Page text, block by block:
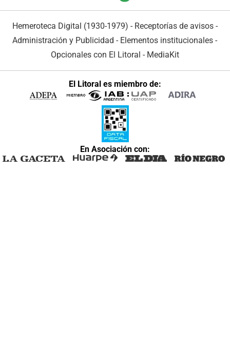
Hemeroteca Digital (1930-1979) - Receptorías de avisos -
Administración y Publicidad - Elementos institucionales -
Opcionales con El Litoral - MediaKit
El Litoral es miembro de:
En Asociación con: